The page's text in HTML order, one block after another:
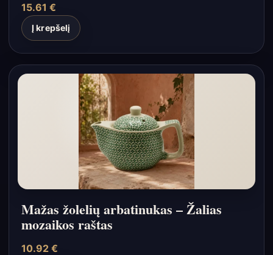
15.61 €
Į krepšelį
Mažas žolelių arbatinukas – Žalias
mozaikos raštas
10.92 €